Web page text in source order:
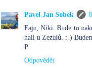
Pavel Jan Sobek
Fajn, Niki. Bude to
hall u Zezulů. :-)
P.
Odpovědět